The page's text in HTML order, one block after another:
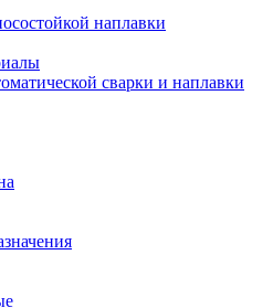
наплавки
сварки и наплавки